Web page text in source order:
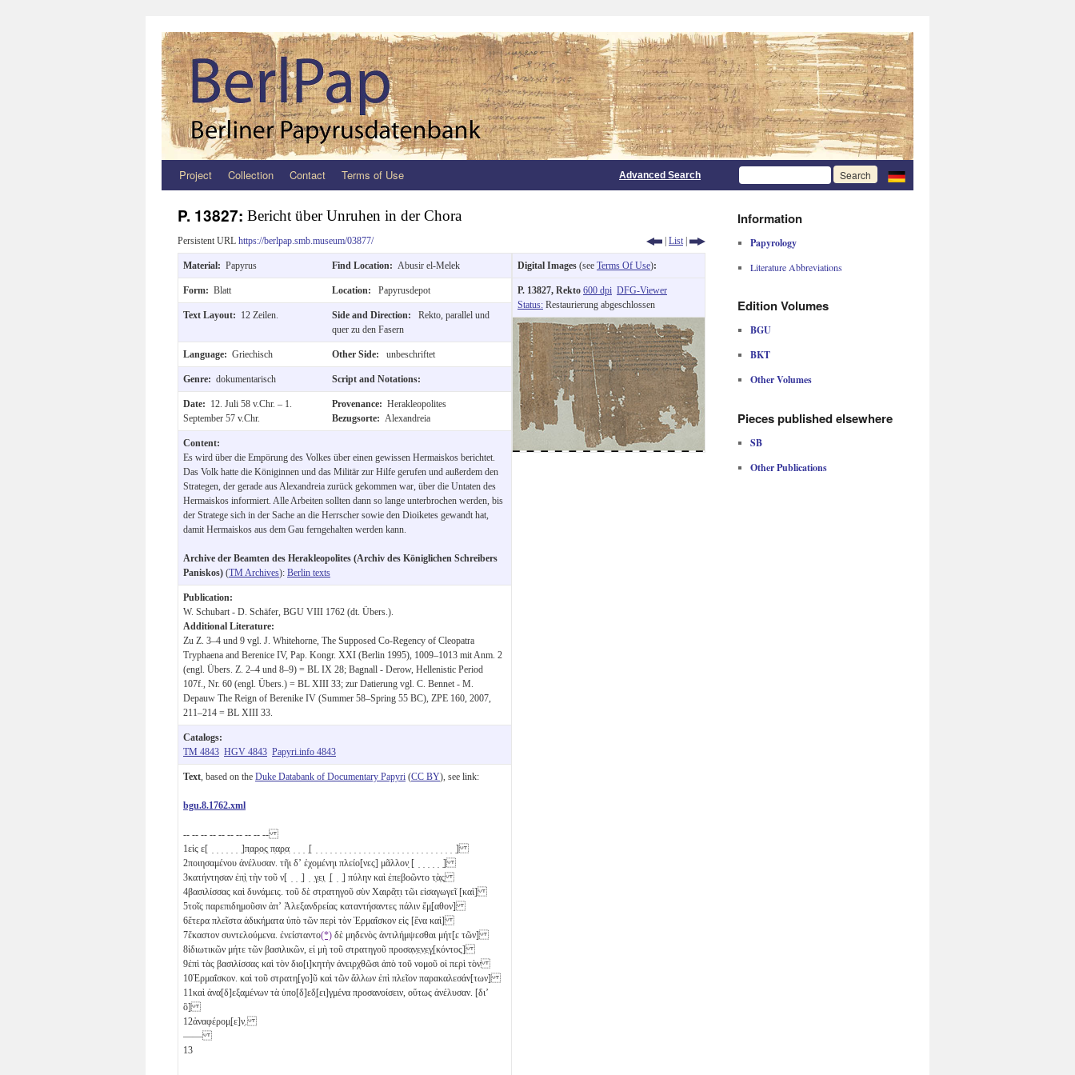
Zum
springen
Project Collection Contact Terms of Use Advanced Search
P. 13827: Bericht über Unruhen in der Chora
Persistent URL https://berlpap.smb.museum/03877/ | List |
Material: Papyrus Find Location: Abusir el-Melek
Form: Blatt Location: Papyrusdepot
Text Layout: 12 Zeilen. Side and Direction:
Rekto, parallel und
quer zu den Fasern
Language: Griechisch Other Side: unbeschriftet
Genre: dokumentarisch Script and Notations:
Date: 12. Juli 58 v.Chr. – 1.
September 57 v.Chr.
Provenance: Herakleopolites
Bezugsorte: Alexandreia
Content:
Es wird über die Empörung des Volkes über einen gewissen Hermaiskos berichtet.
Das Volk hatte die Königinnen und das Militär zur Hilfe gerufen und außerdem den
Strategen, der gerade aus Alexandreia zurück gekommen war, über die Untaten des
Hermaiskos informiert. Alle Arbeiten sollten dann so lange unterbrochen werden, bis
der Stratege sich in der Sache an die Herrscher sowie den Dioiketes gewandt hat,
damit Hermaiskos aus dem Gau ferngehalten werden kann.
Archive der Beamten des Herakleopolites (Archiv des Königlichen Schreibers
Paniskos) (TM Archives): Berlin texts
Publication:
W. Schubart - D. Schäfer, BGU VIII 1762 (dt. Übers.).
Additional Literature:
Zu Z. 3–4 und 9 vgl. J. Whitehorne, The Supposed Co-Regency of Cleopatra
Tryphaena and Berenice IV, Pap. Kongr. XXI (Berlin 1995), 1009–1013 mit Anm. 2
(engl. Übers. Z. 2–4 und 8–9) = BL IX 28; Bagnall - Derow, Hellenistic Period
107f., Nr. 60 (engl. Übers.) = BL XIII 33; zur Datierung vgl. C. Bennet - M.
Depauw The Reign of Berenike IV (Summer 58–Spring 55 BC), ZPE 160, 2007,
211–214 = BL XIII 33.
Catalogs:
TM 4843 HGV 4843 Papyri.info 4843
Text , based on the Duke Databank of Documentary Papyri (CC BY), see link:
bgu.8.1762.xml
-- -- -- -- -- -- -- -- -- --
1εἰς ε[ ̣ ̣ ̣ ̣ ̣ ̣ ̣]π̣α̣ρ̣ο̣ς̣ π̣α̣ρ̣α̣ ̣ ̣ ̣ ̣[ ̣ ̣ ̣ ̣ ̣ ̣ ̣ ̣ ̣ ̣ ̣ ̣ ̣ ̣ ̣ ̣ ̣ ̣ ̣ ̣ ̣ ̣ ̣ ̣ ̣ ̣ ̣ ̣ ̣ ̣]
2ποιησαμένου ἀνέλυσαν. τῆι δʼ ἐχομένηι πλείο[νες] μᾶλλον̣ [ ̣ ̣ ̣ ̣ ̣ ̣]
3κατήντησαν ἐπ̣ὶ̣ τὴν τοῦ ν[ ̣ ̣ ̣] ̣ ̣γ̣ε̣ι̣ ̣[ ̣ ̣] πύλην καὶ ἐπεβοῶντο τ̣ὰ̣ς̣
4βασιλίσσας καὶ δυνάμεις. τοῦ δὲ στρατηγοῦ σὺν Χαιρᾶ̣τ̣ι τῶι εἰσαγωγεῖ [καὶ]
5τοῖς παρεπιδημοῦσιν ἀπʼ Ἀλεξανδρείας καταντήσαντες πάλιν ἔμ̣[αθον]
6ἕτερα πλεῖστα ἀδικήματα ὑπὸ τῶν περὶ τὸν Ἑρμαΐσκον εἰς [ἕνα καὶ]
7ἕκαστον συντελούμενα. ἐνείσταντο(*) δὲ μηδενὸς ἀντιλήμψεσθαι μήτ[ε τῶν]
8ἰδιωτικῶν μήτε τῶν βασιλικῶν, εἰ μὴ τοῦ στρατηγοῦ προσα̣ν̣ε̣ν̣ε̣γ̣[κόντος]
9ἐπὶ τὰς βασιλίσσας καὶ τὸν διο[ι]κητὴν ἀνειρχθῶσι ἀπὸ τοῦ νομοῦ οἱ περὶ τὸν
10Ἑρμαΐσκον. καὶ τοῦ στρατη[γο]ῦ καὶ τῶν ἄλλων ἐπὶ πλεῖον παρακαλεσάν[των]
11καὶ ἀνα[δ]εξαμένων τὰ ὑπο[δ]εδ̣[ει]γμένα προσανοίσειν, οὕτως ἀνέλυσαν. [διʼ
ὃ]
12ἀναφέρομ̣[ε]ν̣.
——
13
Digital Images (see Terms Of Use):
P. 13827, Rekto 600 dpi DFG-Viewer
Status: Restaurierung abgeschlossen
Information
Papyrology
Literature Abbreviations
Edition Volumes
BGU
BKT
Other Volumes
Pieces published elsewhere
SB
Other Publications